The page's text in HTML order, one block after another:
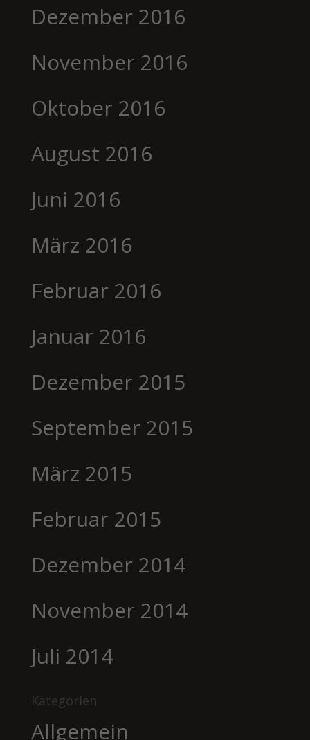
Dezember 2016
November 2016
Oktober 2016
August 2016
Juni 2016
März 2016
Februar 2016
Januar 2016
Dezember 2015
September 2015
März 2015
Februar 2015
Dezember 2014
November 2014
Juli 2014
Kategorien
Allgemein